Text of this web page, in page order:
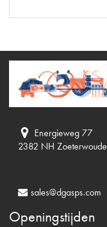
Energieweg 77
2382 NH Zoeterwoude
sales@dgasps.com
Openingstijden